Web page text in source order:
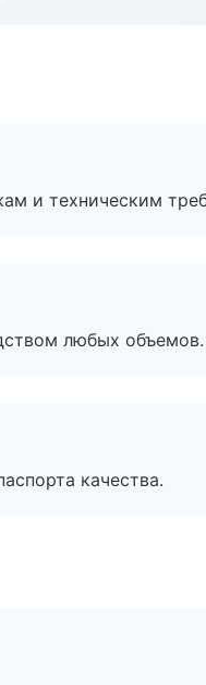
и техническим
любых объемов.
качества.